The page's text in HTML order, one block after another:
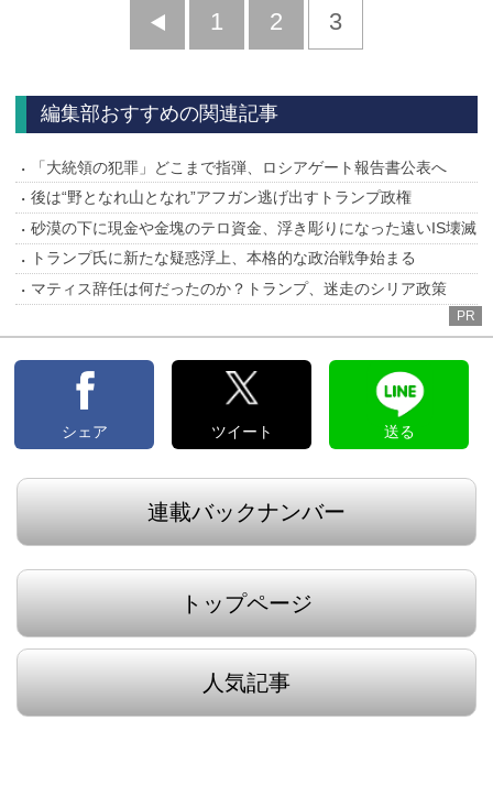
前
1 2 3
編集部おすすめの関連記事
「大統領の犯罪」どこまで指弾、ロシアゲート報告書公表へ
後は“野となれ山となれ”アフガン逃げ出すトランプ政権
砂漠の下に現金や金塊のテロ資金、浮き彫りになった遠いIS壊滅
トランプ氏に新たな疑惑浮上、本格的な政治戦争始まる
マティス辞任は何だったのか？トランプ、迷走のシリア政策
PR
シェア ツイート 送る
連載バックナンバー
トップページ
人気記事